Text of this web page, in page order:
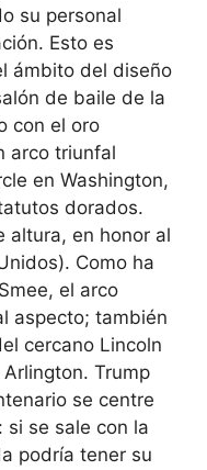
su personal
Esto es
ámbito del diseño
de baile de la
con el oro
arco triunfal
en Washington,
dorados.
altura, en honor al
Como ha
el arco
aspecto; también
cercano Lincoln
Trump
se centre
si se sale con la
podría tener su